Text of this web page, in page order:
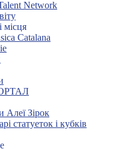
Network
місця
Catalana
Алеї Зірок
статуеток і кубків